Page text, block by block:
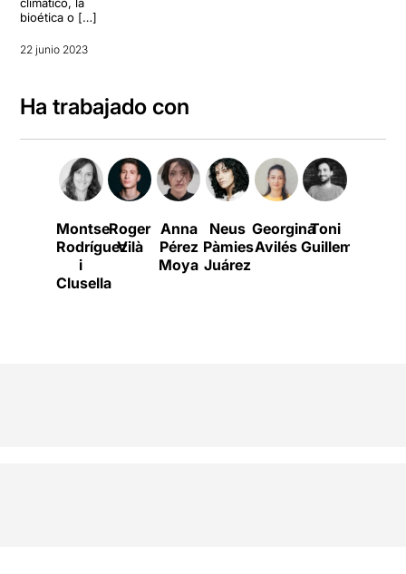
bioética o […]
22 junio 2023
Ha trabajado con
Montse
Rodríguez
i
Clusella
Roger
Vilà
Anna
Pérez
Moya
Neus
Pàmies
Juárez
Georgina
Avilés
Toni
Guillemat